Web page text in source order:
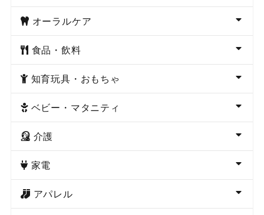
オーラルケア
食品・飲料
知育玩具・おもちゃ
ベビー・マタニティ
介護
家電
アパレル